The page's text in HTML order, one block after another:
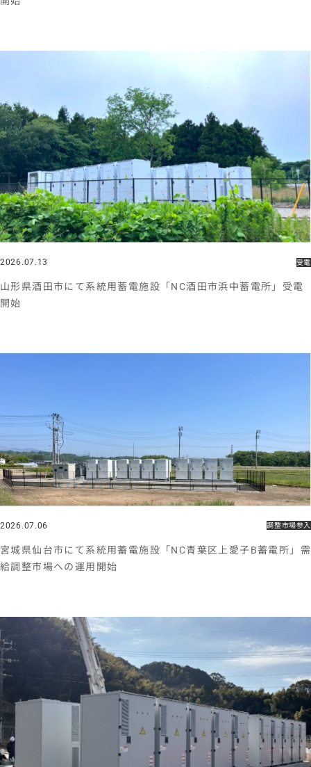
2026.07.13 受電
山形県酒田市にて系統用蓄電施設「NC酒田市浜中蓄電所」受電
開始
2026.07.06 調整市場参入
宮城県仙台市にて系統用蓄電施設「NC青葉区上愛子B蓄電所」需
給調整市場への運用開始